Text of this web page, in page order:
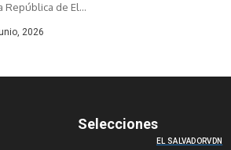
República de El...
2026
Selecciones
EL SALVADORVDN